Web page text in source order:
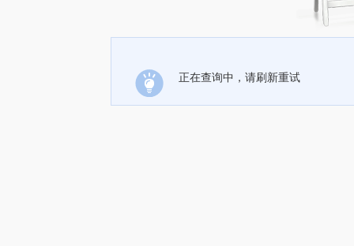
正在查询中，请刷新重试